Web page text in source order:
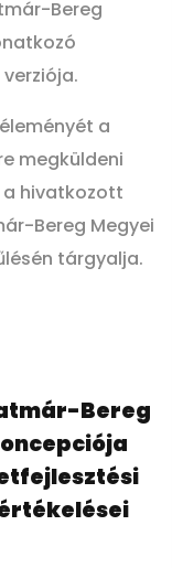
Bereg
a
megküldeni
a hivatkozott
Bereg Megyei
tárgyalja.
Bereg